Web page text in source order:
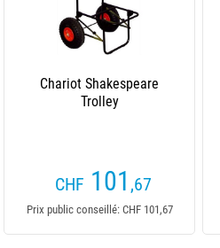
Chariot Shakespeare
Trolley
CHF 101 ,67
Prix public conseillé: CHF 101,67